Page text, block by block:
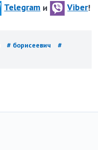
Telegram и Viber!
# борисеевич
#